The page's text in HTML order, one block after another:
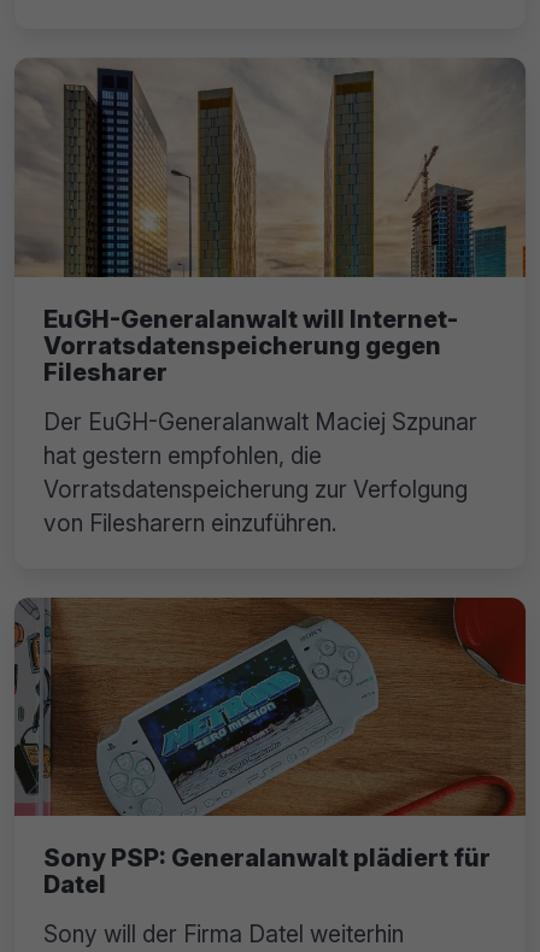
EuGH-Generalanwalt will Internet-
Vorratsdatenspeicherung gegen
Filesharer
Der EuGH-Generalanwalt Maciej Szpunar
hat gestern empfohlen, die
Vorratsdatenspeicherung zur Verfolgung
von Filesharern einzuführen.
Sony PSP: Generalanwalt plädiert für
Datel
Sony will der Firma Datel weiterhin